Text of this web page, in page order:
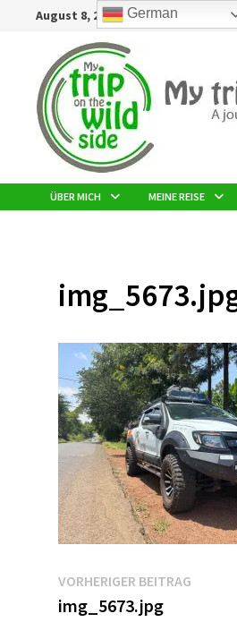
ZurückAugust 8, 2026
ÜBER MICH MEINE REISE
VORHERIGER BEITRAG
img_5673.jpg
German